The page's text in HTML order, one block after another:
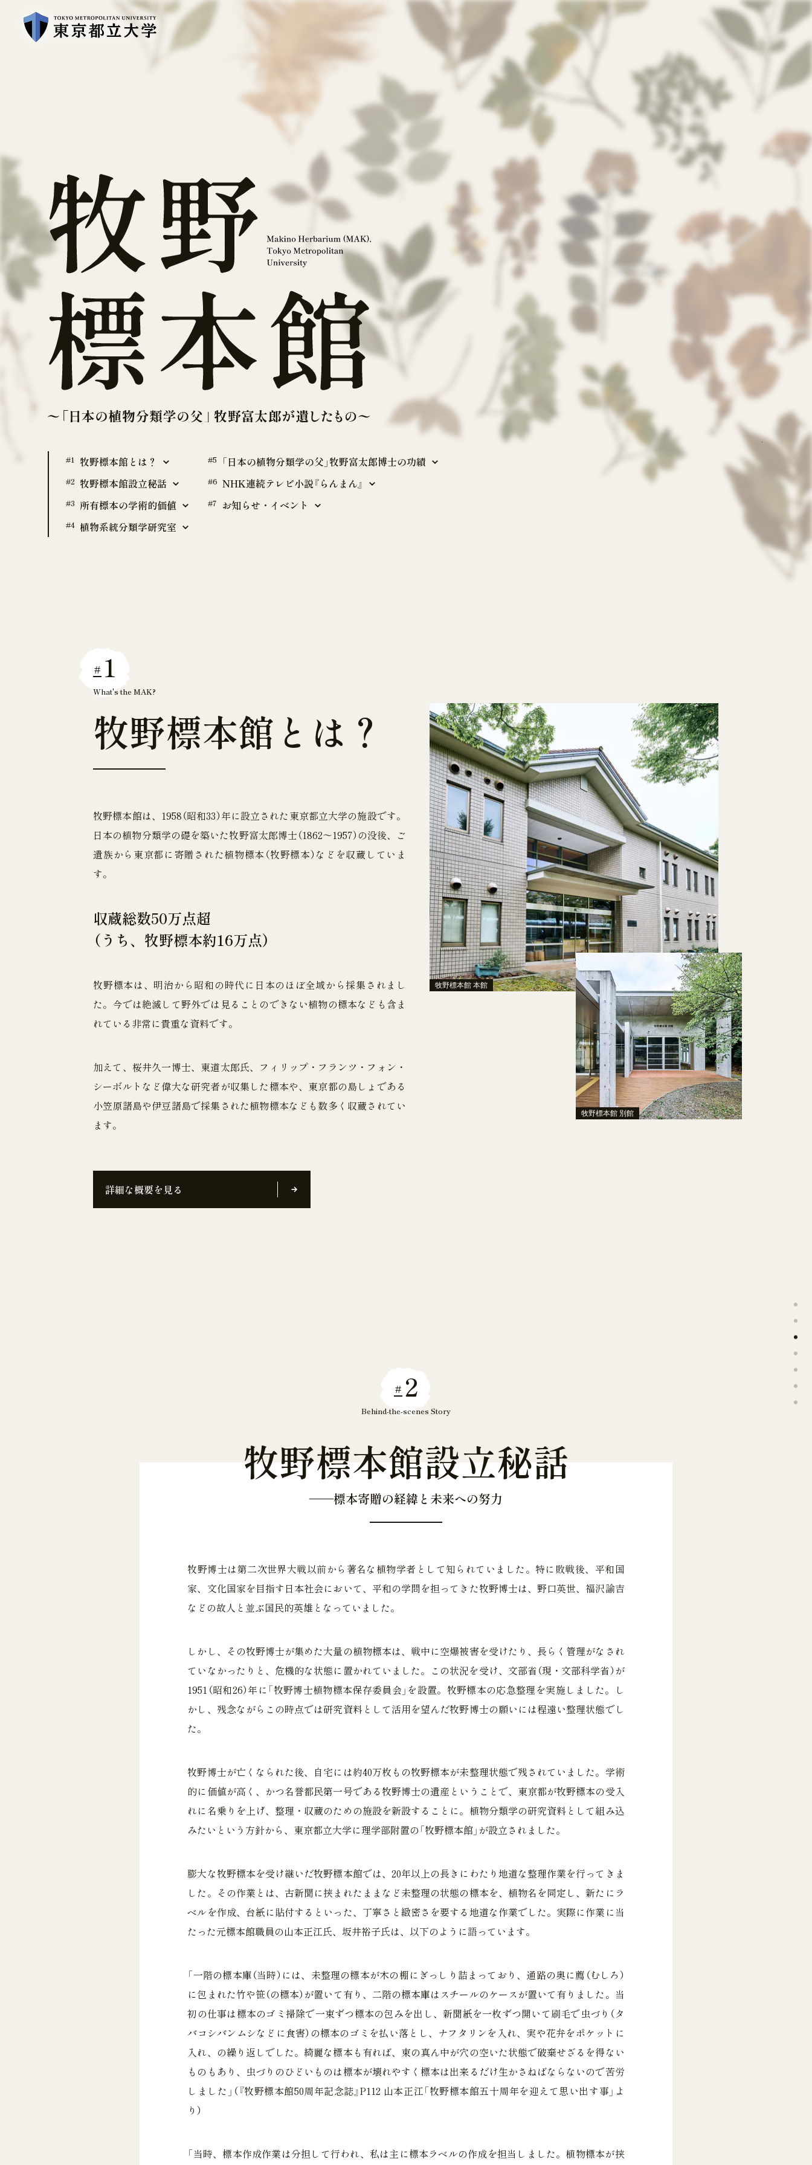
#1 牧野標本館とは？
#2 牧野標本館設立秘話
#3 所有標本の学術的価値
#4 植物系統分類学研究室
#5 「日本の植物分類学の父」牧野富太郎博士の功績
#6 NHK連続テレビ小説『らんまん』
#7 お知らせ・イベント
# 1
What's the MAK?
牧野標本館 と は ？
牧野標本館は、1958（昭和33）年に設立された東京都立大学の施設です。
日本の植物分類学の礎を築いた牧野富太郎博士（1862〜1957）の没後、ご
遺族から東京都に寄贈された植物標本（牧野標本）などを収蔵していま
す。
収蔵総数50万点超
（うち、牧野標本約16万点）
牧野標本は、明治から昭和の時代に日本のほぼ全域から採集されまし
た。今では絶滅して野外では見ることのできない植物の標本なども含ま
れている非常に貴重な資料です。
加えて、桜井久一博士、東道太郎氏、フィリップ・フランツ・フォン・
シーボルトなど偉大な研究者が収集した標本や、東京都の島しょである
小笠原諸島や伊豆諸島で採集された植物標本なども数多く収蔵されてい
ます。
詳細な概要を見る
牧野標本館 本館
牧野標本館 別館
# 2
Behind-the-scenes Story
牧野標本館設立秘話
――標本寄贈の経緯と未来への努力
牧野博士は第二次世界大戦以前から著名な植物学者として知られていました。特に敗戦後、平和国
家、文化国家を目指す日本社会において、平和の学問を担ってきた牧野博士は、野口英世、福沢諭吉
などの故人と並ぶ国民的英雄となっていました。
しかし、その牧野博士が集めた大量の植物標本は、戦中に空爆被害を受けたり、長らく管理がなされ
ていなかったりと、危機的な状態に置かれていました。この状況を受け、文部省（現・文部科学省）が
1951（昭和26）年に「牧野博士植物標本保存委員会」を設置。牧野標本の応急整理を実施しました。し
かし、残念ながらこの時点では研究資料として活用を望んだ牧野博士の願いには程遠い整理状態でし
た。
牧野博士が亡くなられた後、自宅には約40万枚もの牧野標本が未整理状態で残されていました。学術
的に価値が高く、かつ名誉都民第一号である牧野博士の遺産ということで、東京都が牧野標本の受入
れに名乗りを上げ、整理・収蔵のための施設を新設することに。植物分類学の研究資料として組み込
みたいという方針から、東京都立大学に理学部附置の「牧野標本館」が設立されました。
膨大な牧野標本を受け継いだ牧野標本館では、20年以上の長きにわたり地道な整理作業を行ってきま
した。その作業とは、古新聞に挟まれたままなど未整理の状態の標本を、植物名を同定し、新たにラ
ベルを作成、台紙に貼付するといった、丁寧さと緻密さを要する地道な作業でした。実際に作業に当
たった元標本館職員の山本正江氏、坂井裕子氏は、以下のように語っています。
「一階の標本庫（当時）には、未整理の標本が木の棚にぎっしり詰まっており、通路の奥に薦（むしろ）
に包まれた竹や笹（の標本）が置いて有り、二階の標本庫はスチールのケースが置いて有りました。当
初の仕事は標本のゴミ掃除で一束ずつ標本の包みを出し、新聞紙を一枚ずつ開いて刷毛で虫づり（タ
バコシバンムシなどに食害）の標本のゴミを払い落とし、ナフタリンを入れ、実や花弁をポケットに
入れ、の繰り返しでした。綺麗な標本も有れば、束の真ん中が穴の空いた状態で破棄せざるを得ない
ものもあり、虫づりのひどいものは標本が壊れやすく標本は出来るだけ生かさねばならないので苦労
しました」（『牧野標本館50周年記念誌』P112 山本正江「牧野標本館五十周年を迎えて思い出す事」よ
り）
「当時、標本作成作業は分担して行われ、私は主に標本ラベルの作成を担当しました。植物標本が挟